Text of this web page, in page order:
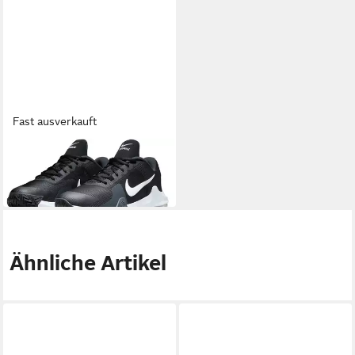
Fast ausverkauft
Air Max Impact 4 Sneaker
109,99 €
Ähnliche Artikel